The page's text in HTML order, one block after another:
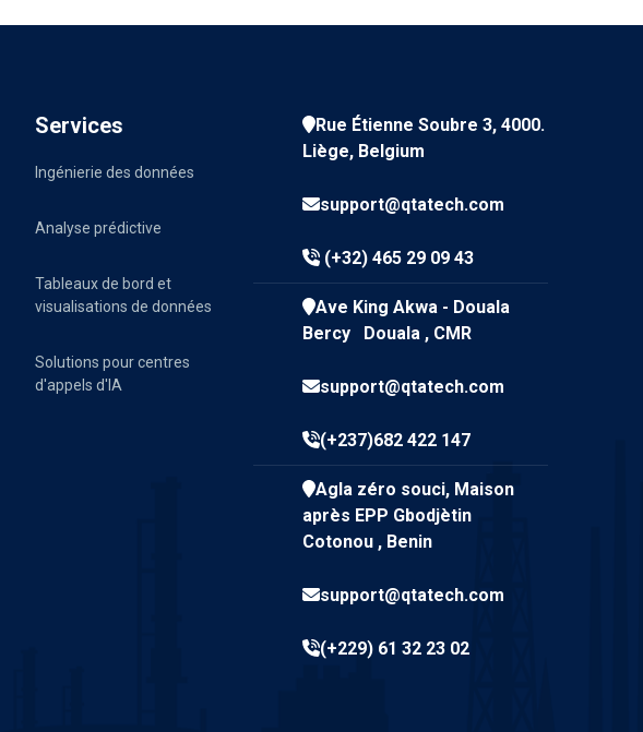
Services
Ingénierie des données
Analyse prédictive
Tableaux de bord et
visualisations de données
Solutions pour centres
d'appels d'IA
Rue Étienne Soubre 3, 4000.
Liège, Belgium
support@qtatech.com
(+32) 465 29 09 43
Ave King Akwa - Douala
Bercy Douala , CMR
support@qtatech.com
(+237)682 422 147
Agla zéro souci, Maison
après EPP Gbodjètin
Cotonou , Benin
support@qtatech.com
(+229) 61 32 23 02